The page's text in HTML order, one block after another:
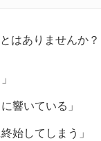
はありませんか？
響いている」
始してしまう」